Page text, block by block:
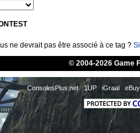
ne devrait pas être associé à ce tag ?
© 2004-2026 Game
ConsolesPlus.net 1UP iGraal